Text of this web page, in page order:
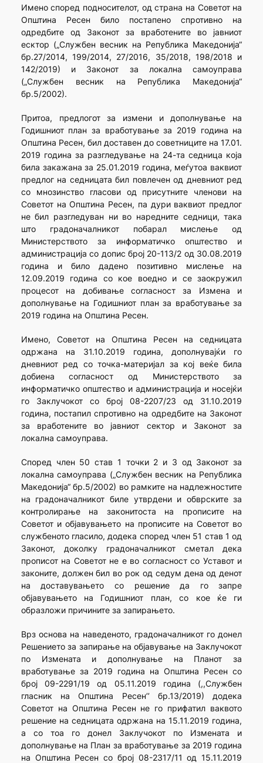
Имено според подносителот, од страна на Советот на
Општина Ресен било постапено спротивно на
одредбите од Законот за вработените во јавниот
есктор („Службен весник на Република Македонија“
бр.27/2014, 199/2014, 27/2016, 35/2018, 198/2018 и
142/2019) и Законот за локална самоуправа
(„Службен весник на Република Македонија“
бр.5/2002).
Притоа, предлогот за измени и дополнување на
Годишниот план за вработување за 2019 година на
Општина Ресен, бил доставен до советниците на 17.01.
2019 година за разгледување на 24-та седница која
била закажана за 25.01.2019 година, меѓутоа ваквиот
предлог на седницата бил повлечен од дневниот ред
со мнозинство гласови од присутните членови на
Советот на Општина Ресен, па дури ваквиот предлог
не бил разгледуван ни во наредните седници, така
што градоначалникот побарал мислење од
Министерството за информатичко општество и
администрација со допис број 20-113/2 од 30.08.2019
година и било дадено позитивно мислење на
12.09.2019 година со кое воедно и се заокружил
процесот на добивање согласност за Измена и
дополнување на Годишниот план за вработување за
2019 година на Општина Ресен.
Имено, Советот на Општина Ресен на седницата
одржана на 31.10.2019 година, дополнувајќи го
дневниот ред со точка-материјал за кој веќе била
добиена согласност од Министерството за
информатичко општество и администрација и носејќи
го Заклучокот со број 08-2207/23 од 31.10.2019
година, постапил спротивно на одредбите на Законот
за вработените во јавниот сектор и Законот за
локална самоуправа.
Според член 50 став 1 точки 2 и 3 од Законот за
локална самоуправа („Службен весник на Република
Македонија“ бр.5/2002) во рамките на надлежностите
на градоначалникот биле утврдени и обврските за
контролирање на законитоста на прописите на
Советот и објавувањето на прописите на Советот во
службеното гласило, додека според член 51 став 1 од
Законот, доколку градоначалникот сметал дека
прописот на Советот не е во согласност со Уставот и
законите, должен бил во рок од седум дена од денот
на доставувањето со решение да го запре
објавувањето на Годишниот план, со кое ќе ги
образложи причините за запирањето.
Врз основа на наведеното, градоначалникот го донел
Решението за запирање на објавување на Заклучокот
по Измената и дополнување на Планот за
вработување за 2019 година на Општина Ресен со
број 09-2291/19 од 05.11.2019 година (,,Службен
гласник на Општина Ресен’’ бр.13/2019) додека
Советот на Општина Ресен не го прифатил ваквото
решение на седницата одржана на 15.11.2019 година,
а со тоа го донел Заклучокот по Измената и
дополнување на План за вработување за 2019 година
на Општина Ресен со број 08-2317/11 од 15.11.2019